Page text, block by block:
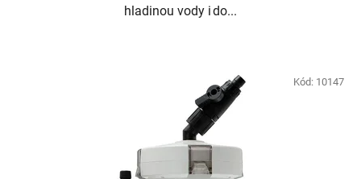
hladinou vody i do...
Kód: 10147